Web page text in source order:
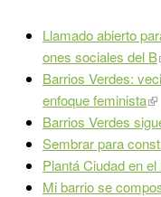
Llamado abierto
ones sociales del B
Barrios Verdes:
enfoque feminista
Barrios Verdes
Sembrar para
Plantá Ciudad en el
Mi barrio se